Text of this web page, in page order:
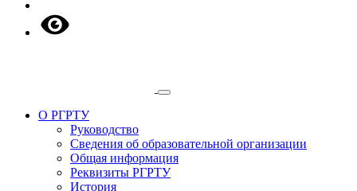
О РГРТУ
Руководство
Сведения об образовательной организации
Общая информация
Реквизиты РГРТУ
История